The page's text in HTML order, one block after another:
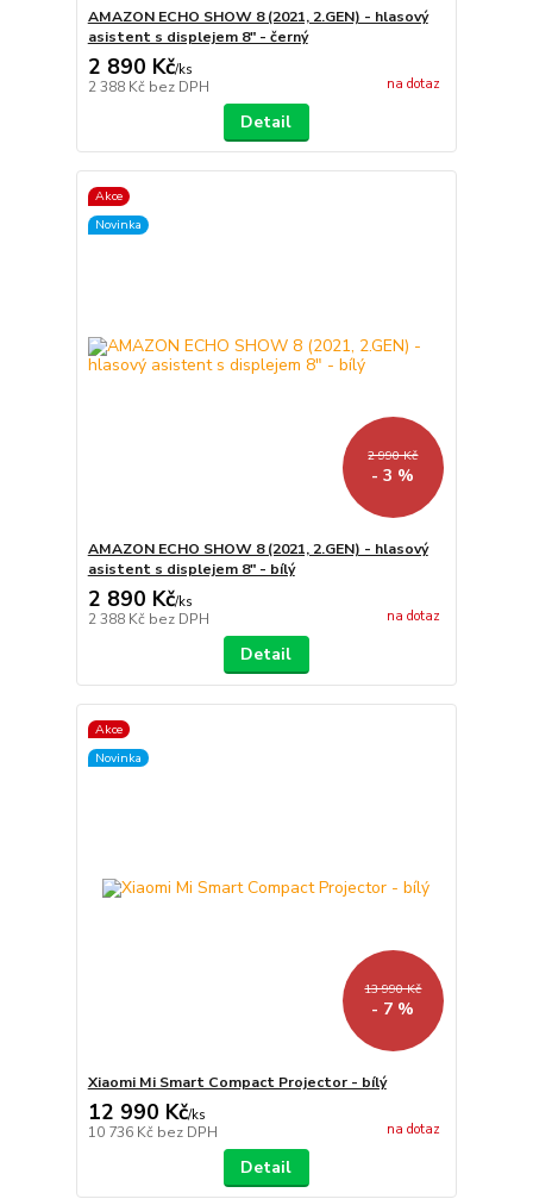
AMAZON ECHO SHOW 8 (2021, 2.GEN) - hlasový
asistent s displejem 8" - černý
2 890 Kč/ks
2 388 Kč bez DPH na dotaz
Detail
Akce
Novinka
2 990 Kč
- 3 %
AMAZON ECHO SHOW 8 (2021, 2.GEN) - hlasový
asistent s displejem 8" - bílý
2 890 Kč/ks
2 388 Kč bez DPH na dotaz
Detail
Akce
Novinka
13 990 Kč
- 7 %
Xiaomi Mi Smart Compact Projector - bílý
12 990 Kč/ks
10 736 Kč bez DPH na dotaz
Detail